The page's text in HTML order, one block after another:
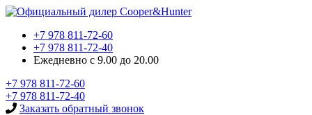
+7 978 811-72-60
+7 978 811-72-40
Ежедневно с 9.00 до 20.00
+7 978 811-72-60
+7 978 811-72-40
Заказать обратный звонок